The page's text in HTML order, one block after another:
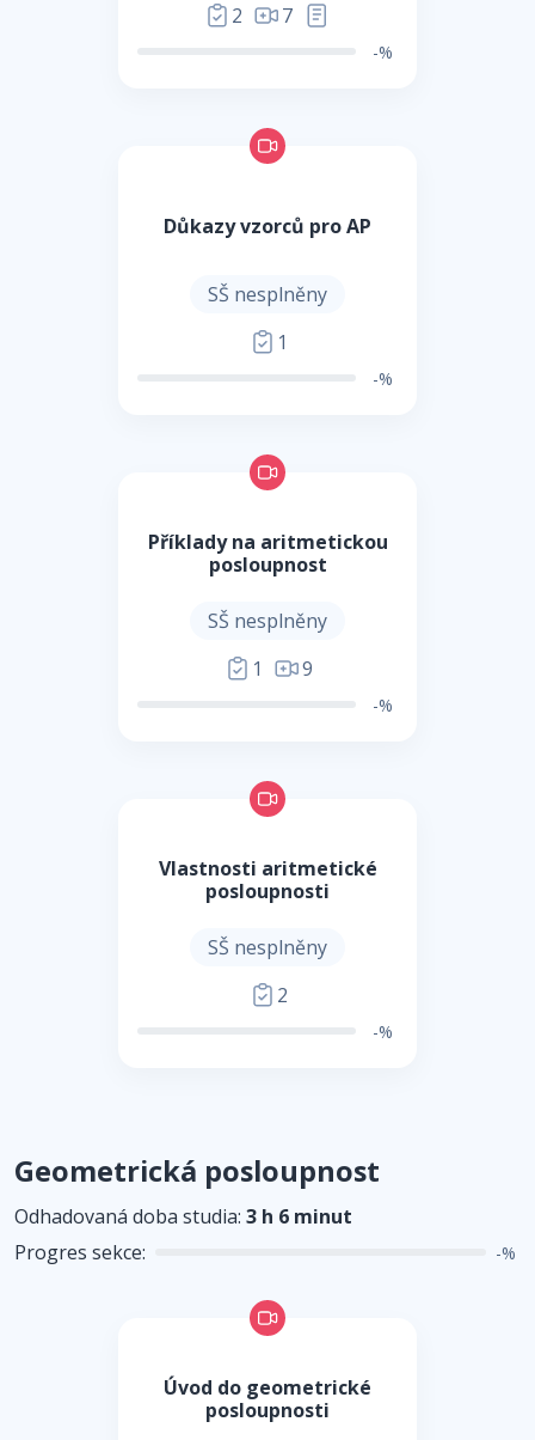
2
7
-%
Důkazy vzorců pro AP
SŠ nesplněny
1
-%
Příklady na aritmetickou
posloupnost
SŠ nesplněny
1
9
-%
Vlastnosti aritmetické
posloupnosti
SŠ nesplněny
2
-%
Geometrická posloupnost
Odhadovaná doba studia: 3 h 6 minut
Progres sekce:
-%
Úvod do geometrické
posloupnosti